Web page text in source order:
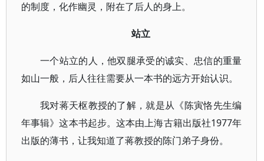
的制度，化作幽灵，附在了后人的身上。
站立
一个站立的人，他双腿承受的诚实、忠信的重量
如山一般，后人往往需要从一本书的远方开始认识。
我对蒋天枢教授的了解，就是从《陈寅恪先生编
年事辑》这本书起步。这本由上海古籍出版社1977年
出版的薄书，让我知道了蒋教授的陈门弟子身份。